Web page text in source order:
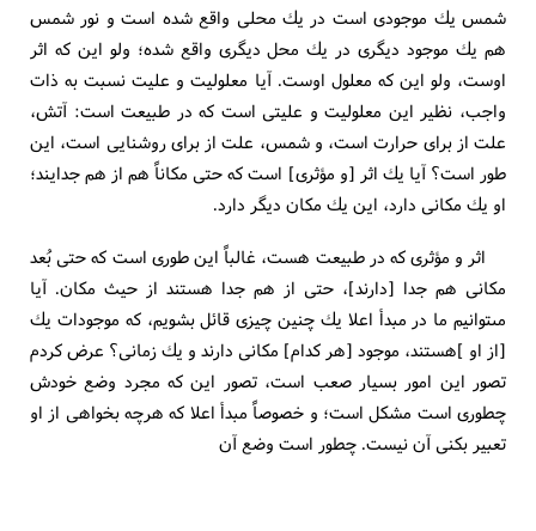
شمس يك موجودى است در يك محلى واقع شده است و نور شمس
هم يك موجود ديگرى در يك محل ديگرى واقع شده؛ ولو اين كه اثر
اوست، ولو اين كه معلول اوست. آيا معلوليت و عليت نسبت به ذات
واجب، نظير اين معلوليت و عليتى است كه در طبيعت است: آتش،
علت از براى حرارت است، و شمس، علت از براى روشنايى است، اين
طور است؟ آيا يك اثر [و مؤثرى‏] است كه حتى مكاناً هم از هم جدايند؛
او يك مكانى دارد، اين يك مكان ديگر دارد.
اثر و مؤثرى كه در طبيعت هست، غالباً اين طورى است كه حتى بُعد
مكانى هم جدا [دارند]، حتى از هم جدا هستند از حيث مكان. آيا
مى‏توانيم ما در مبدأ اعلا يك چنين چيزى قائل بشويم، كه موجودات يك
[از او ]هستند، موجود [هر كدام‏] مكانى دارند و يك زمانى؟ عرض كردم
تصور اين امور بسيار صعب است، تصور اين كه مجرد وضع خودش
چطورى است مشكل است؛ و خصوصاً مبدأ اعلا كه هرچه بخواهى از او
تعبير بكنى آن نيست. چطور است وضع آن‏